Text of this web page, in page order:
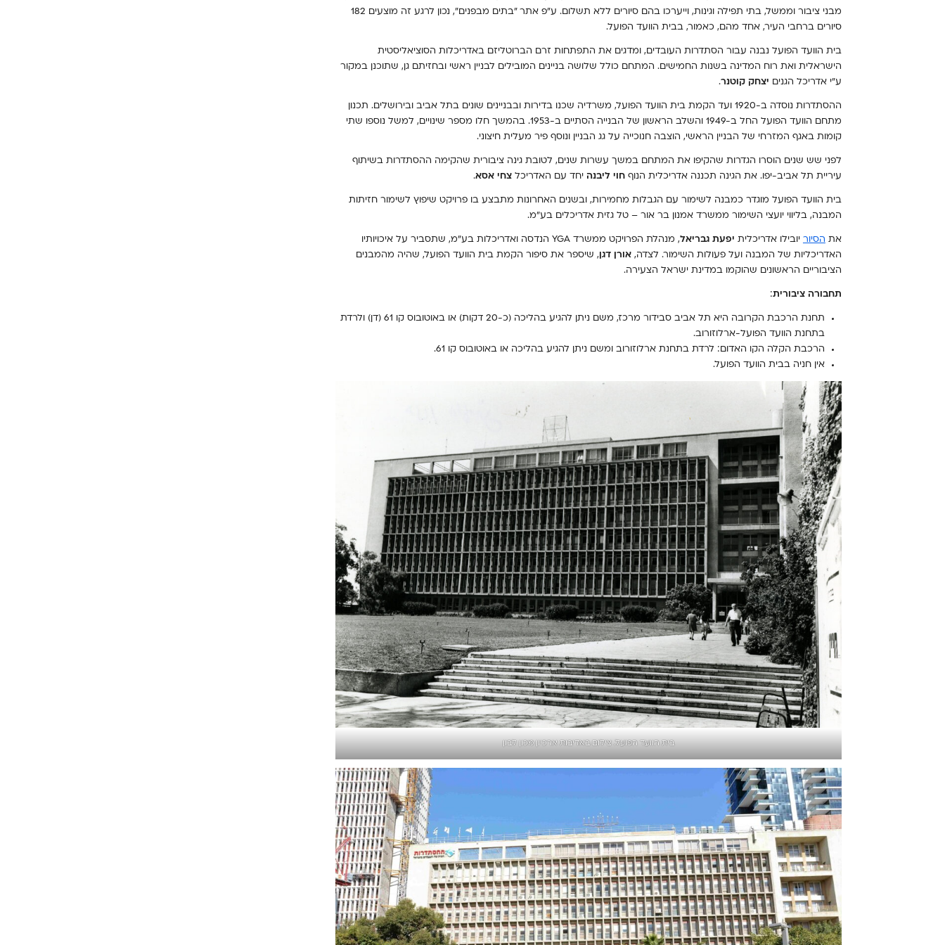
מבני ציבור וממשל, בתי תפילה וגינות, וייערכו בהם סיורים ללא תשלום. ע"פ אתר "בתים מבפנים", נכון לרגע זה מוצעים 182
סיורים ברחבי העיר, אחד מהם, כאמור, בבית הוועד הפועל.
בית הוועד הפועל נבנה עבור הסתדרות העובדים, ומדגים את התפתחות זרם הברוטליזם באדריכלות הסוציאליסטית
הישראלית ואת רוח המדינה בשנות החמישים. המתחם כולל שלושה בניינים המובילים לבניין ראשי ובחזיתם גן, שתוכנן במקור
ע"י אדריכל הגנים יצחק קוטנר.
ההסתדרות נוסדה ב-1920 ועד הקמת בית הוועד הפועל, משרדיה שכנו בדירות ובבניינים שונים בתל אביב ובירושלים. תכנון
מתחם הוועד הפועל החל ב-1949 והשלב הראשון של הבנייה הסתיים ב-1953. בהמשך חלו מספר שינויים, למשל נוספו שתי
קומות באגף המזרחי של הבניין הראשי, הוצבה חנוכייה על גג הבניין ונוסף פיר מעלית חיצוני.
לפני שש שנים הוסרו הגדרות שהקיפו את המתחם במשך עשרות שנים, לטובת גינה ציבורית שהקימה ההסתדרות בשיתוף
עיריית תל אביב-יפו. את הגינה תכננה אדריכלית הנוףחוי ליבנה יחד עם האדריכלצחי אסא.
בית הוועד הפועל מוגדר כמבנה לשימור עם הגבלות מחמירות, ובשנים האחרונות מתבצע בו פרויקט שיפוץ לשימור חזיתות
המבנה, בליווי יועצי השימור ממשרד אמנון בר אור – טל גזית אדריכלים בע״מ.
את הסיור יובילו אדריכלית יפעת גבריאל
, מנהלת הפרויקט ממשרד YGA הנדסה ואדריכלות בע״מ, שתסביר על איכויותיו
האדריכליות של המבנה ועל פעולות השימור. לצדה,אורן דגן , שיספר את סיפור הקמת בית הוועד הפועל, שהיה מהמבנים
הציבוריים הראשונים שהוקמו במדינת ישראל הצעירה.
תחבורה ציבורית:
תחנת הרכבת הקרובה היא תל אביב סבידור מרכז, משם ניתן להגיע בהליכה (כ-20 דקות) או באוטובוס קו 61 (דן) ולרדת
בתחנת הוועד הפועל-ארלוזורוב.
הרכבת הקלה הקו האדום: לרדת בתחנת ארלוזורוב ומשם ניתן להגיע בהליכה או באוטובוס קו 61.
אין חניה בבית הוועד הפועל.
בית הוועד הפועל. צילום באדיבות ארכיון מכון לבון